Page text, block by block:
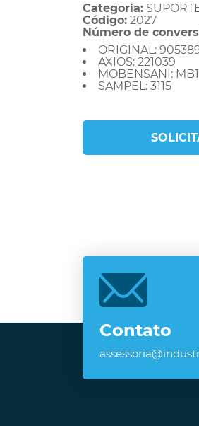
Categoria:
Código: 2027
Número de
ORIGINAL:
AXIOS: 221039
MOBENSANI:
SAMPEL: 3115
Contato